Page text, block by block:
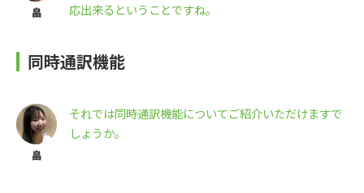
応出来るということですね。
同時通訳機能
それでは同時通訳機能についてご紹介いただけますで
しょうか。